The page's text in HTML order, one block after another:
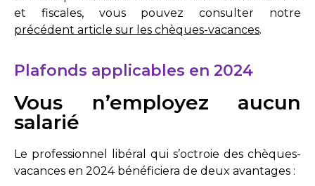
et fiscales, vous pouvez consulter notre
précédent article sur les chèques-vacances.
Plafonds applicables en 2024
Vous n’employez aucun
salarié
Le professionnel libéral qui s’octroie des chèques-
vacances en 2024 bénéficiera de deux avantages :